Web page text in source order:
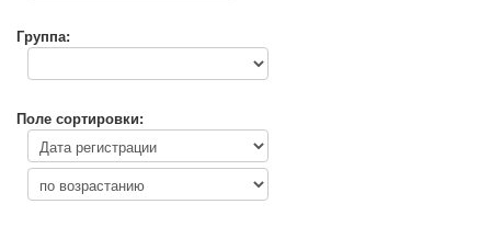
Группа:
Поле сортировки: